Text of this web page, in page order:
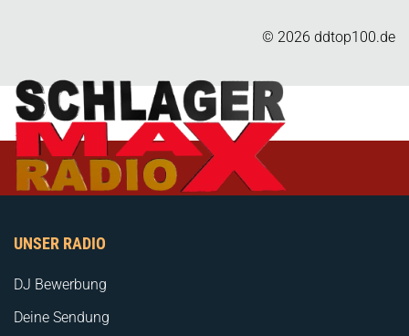
© 2026 ddtop100.de
UNSER RADIO
DJ Bewerbung
Deine Sendung